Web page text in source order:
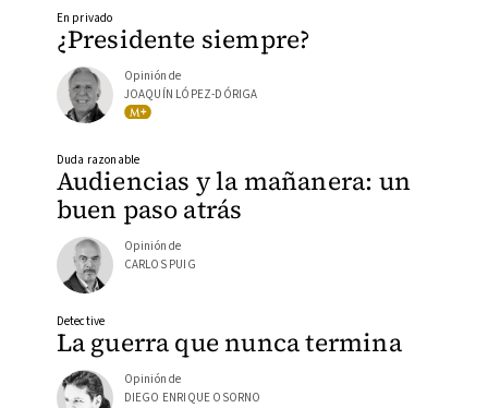
¿Presidente siempre?
En privado
Opinión de
JOAQUÍN LÓPEZ-DÓRIGA
Audiencias y la mañanera: un
buen paso atrás
Duda razonable
Opinión de
CARLOS PUIG
La guerra que nunca termina
Detective
Opinión de
DIEGO ENRIQUE OSORNO